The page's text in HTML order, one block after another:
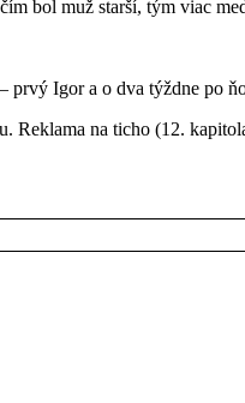
bol muž starší, tým viac
prvý Igor a o dva týždne po
Reklama na ticho (12.